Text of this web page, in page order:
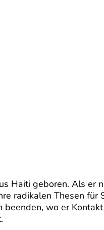
Haiti geboren. Als er
radikalen Thesen für
wo er